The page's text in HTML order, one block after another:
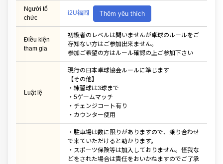
Người tổ
chức
i2U福岡 Thêm yêu thích
Điều kiện
tham gia
初級者のレベルは問いませんが卓球のルールをご
存知ない方はご参加出来ません。
参加ご希望の方はルール確認の上ご参加下さい
Luật lệ
現行の日本卓球協会ルールに準じます
【その他】
・練習球は3球まで
・5ゲームマッチ
・チェンジコート有り
・カウンター使用
・駐車場は数に限りがありますので、乗り合わせ
で来ていただけると助かります。
・スポーツ保険等は加入しておりません。怪我な
どをされた場合は責任をおいかねますのでご了承